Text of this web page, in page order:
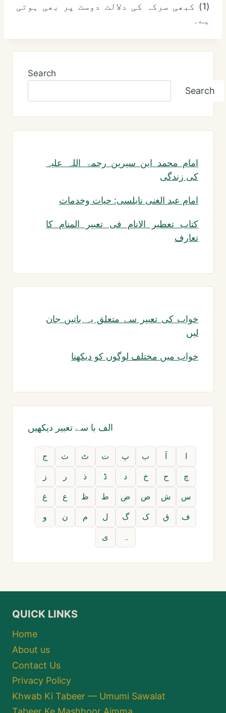
(1) کبھی سرکہ کی دلالت دوست پر بھی ہوتی
ہے۔
Search
Search
امام محمد ابن سیرین رحمۃ اللہ علیہ
کی زندگی
امام عبد الغنی نابلسی: حیات وخدمات
کتاب تعطیر الانام فی تعبیر المنام کا
تعارف
خواب کی تعبیر سے متعلق یہ باتیں جان
لیں
خواب میں مختلف لوگوں کو دیکھنا
الف با سے تعبیر دیکھیں
ا آ ب پ ت ٹ ث
ج
چ
ح خ د ڈ ذ ر
ز
س
ش ص ض ط ظ ع
غ
ف
ق ک گ ل م ن
و
ہ
ی
QUICK LINKS
Home
About us
Contact Us
Privacy Policy
Khwab Ki Tabeer — Umumi Sawalat